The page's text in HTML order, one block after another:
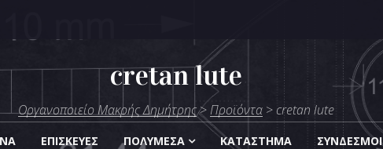
ΕΠΙΣΚΕΎΕΣ ΠΟΛΥΜΈΣΑ KΑΤΆΣΤΗΜΑ ΣΎΝΔΕΣΜΟΙ
cretan lute
Οργανοποιείο Μακρής Δημήτρης> Προϊόντα >cretan lute